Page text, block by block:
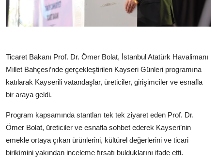
Ticaret Bakanı Prof. Dr. Ömer Bolat, İstanbul Atatürk Havalimanı
Millet Bahçesi’nde gerçekleştirilen Kayseri Günleri programına
katılarak Kayserili vatandaşlar, üreticiler, girişimciler ve esnafla
bir araya geldi.
Program kapsamında stantları tek tek ziyaret eden Prof. Dr.
Ömer Bolat, üreticiler ve esnafla sohbet ederek Kayseri’nin
emekle ortaya çıkan ürünlerini, kültürel değerlerini ve ticari
birikimini yakından inceleme fırsatı bulduklarını ifade etti.